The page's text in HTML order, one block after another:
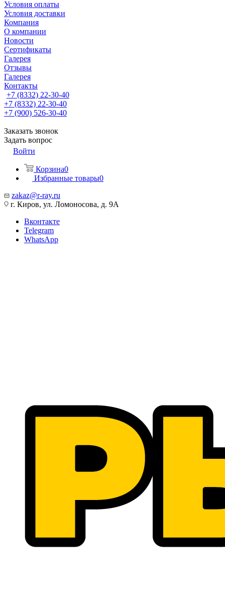
Условия оплаты
Условия доставки
Компания
О компании
Новости
Сертификаты
Галерея
Отзывы
Галерея
Контакты
+7 (8332) 22-30-40
+7 (8332) 22-30-40
+7 (900) 526-30-40
Заказать звонок
Задать вопрос
Войти
Корзина0
Избранные товары0
zakaz@r-ray.ru
г. Киров, ул. Ломоносова, д. 9А
Вконтакте
Telegram
WhatsApp